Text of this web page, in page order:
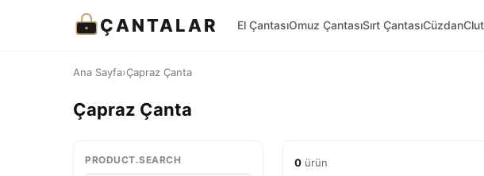
ÇANTALAR El ÇantasıOmuz ÇantasıSırt ÇantasıCüzdan
Ana Sayfa›Çapraz Çanta
Çapraz Çanta
PRODUCT.SEARCH 0 ürün